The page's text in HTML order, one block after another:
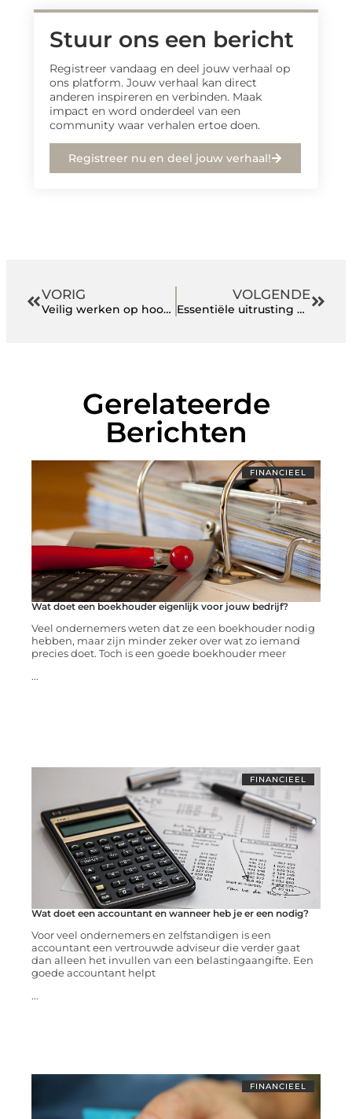
Stuur ons een bericht
Registreer vandaag en deel jouw verhaal op
ons platform. Jouw verhaal kan direct
anderen inspireren en verbinden. Maak
impact en word onderdeel van een
community waar verhalen ertoe doen.
Registreer nu en deel jouw verhaal!
VORIG
Veilig werken op hoogte vraagt om meer dan alleen ervaring
VOLGENDE
Essentiële uitrusting voor eerstehulpverleners en beveiligers
Gerelateerde
Berichten
FINANCIEEL
Wat doet een boekhouder eigenlijk voor jouw bedrijf?
Veel ondernemers weten dat ze een boekhouder nodig
hebben, maar zijn minder zeker over wat zo iemand
precies doet. Toch is een goede boekhouder meer
...
FINANCIEEL
Wat doet een accountant en wanneer heb je er een nodig?
Voor veel ondernemers en zelfstandigen is een
accountant een vertrouwde adviseur die verder gaat
dan alleen het invullen van een belastingaangifte. Een
goede accountant helpt
...
FINANCIEEL